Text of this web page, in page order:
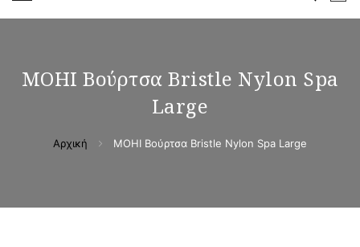
Το
MOHI Βούρτσα Bristle Nylon Spa
Large
Αρχική MOHI Βούρτσα Bristle Nylon Spa Large